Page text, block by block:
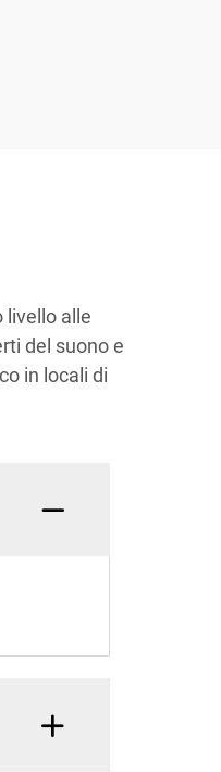
livello alle
del suono e
in locali di